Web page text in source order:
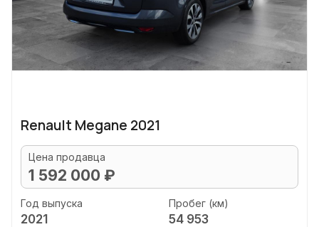
Renault Megane 2021
Цена продавца
1 592 000 ₽
Год выпуска
2021
Пробег (км)
54 953